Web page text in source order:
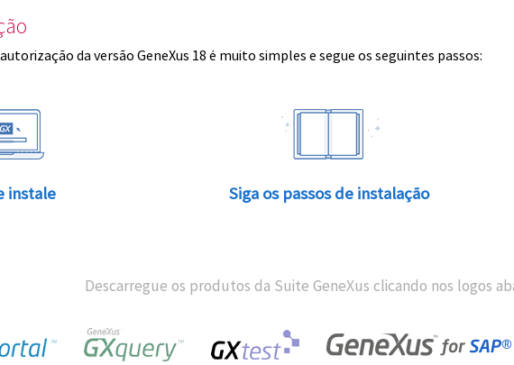
da versão GeneXus 18 é muito simples e segue os seguintes passos:
instale Siga os passos de instalação
Descarregue os produtos da Suite GeneXus clicando nos logos